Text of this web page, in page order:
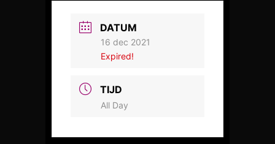
DATUM
16 dec 2021
Expired!
TIJD
All Day